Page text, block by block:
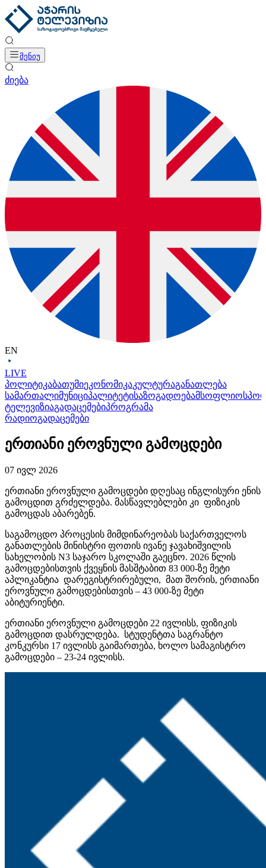
მენიუ
ძიება
EN
LIVE
პოლიტიკაბათუმიეკონომიკაკულტურაგანათლება
სამართალიმუნიციპალიტეტისაზოგადოებამსოფლიო
ტელევიზიაგადაცემებიპროგრამა
რადიოგადაცემები
ერთიანი ეროვნული გამოცდები
07 ივლ 2026
ერთიანი ეროვნული გამოცდები დღესაც ინგლისური ენის
გამოცდით გრძელდება. მასწავლებლები კი ფიზიკის
გამოცდას აბარებენ.
საგამოცდო პროცესის მიმდინარეობას საქართველოს
განათლების მინისტრი ფოთის ივანე ჯავახიშვილის
სახელობის N3 საჯარო სკოლაში გაეცნო. 2026 წლის
გამოცდებისთვის ქვეყნის მასშტაბით 83 000-ზე მეტი
აპლიკანტია დარეგისტრირებული, მათ შორის, ერთიანი
ეროვნული გამოცდებისთვის – 43 000-ზე მეტი
აბიტურიენტი.
ერთიანი ეროვნული გამოცდები 22 ივლისს, ფიზიკის
გამოცდით დასრულდება. სტუდენტთა საგრანტო
კონკურსი 17 ივლისს გაიმართება, ხოლო სამაგისტრო
გამოცდები – 23-24 ივლისს.